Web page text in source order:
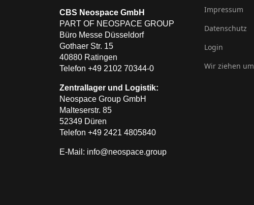
CBS Neospace GmbH
PART OF NEOSPACE GROUP
Büro Messe Düsseldorf
Gothaer Str. 15
40880 Ratingen
Telefon +49 2102 70344-0
Zentrallager und Logistik:
Neospace Group GmbH
Malteserstr. 85
52349 Düren
Telefon +49 2421 4805840
E-Mail: info@neospace.group
Impressum
Datenschutz
Login
Wir ziehen um